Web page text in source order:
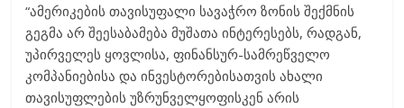
“ამერიკების თავისუფალი სავაჭრო ზონის შექმნის
გეგმა არ შეესაბამება მუშათა ინტერესებს, რადგან,
უპირველეს ყოვლისა, ფინანსურ-სამრეწველო
კომპანიებისა და ინვესტორებისათვის ახალი
თავისუფლების უზრუნველყოფისკენ არის